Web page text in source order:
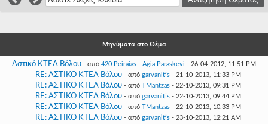
Μηνύματα στο Θέμα
Αστικό ΚΤΕΛ Βόλου - από 420 Peiraias - Agia Paraskevi - 26-04-2012, 11:51 PM
RE: ΑΣΤΙΚΟ ΚΤΕΛ Βόλου - από garvanitis- 21-10-2013, 11:33 PM
RE: ΑΣΤΙΚΟ ΚΤΕΛ Βόλου - από TMantzas- 22-10-2013, 09:31 PM
RE: ΑΣΤΙΚΟ ΚΤΕΛ Βόλου - από garvanitis- 22-10-2013, 09:44 PM
RE: ΑΣΤΙΚΟ ΚΤΕΛ Βόλου - από TMantzas- 22-10-2013, 10:33 PM
RE: ΑΣΤΙΚΟ ΚΤΕΛ Βόλου - από garvanitis- 23-10-2013, 12:21 AM